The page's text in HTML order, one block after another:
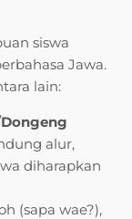
siswa
Jawa.
lain:
alur,
diharapkan
(sapa wae?),